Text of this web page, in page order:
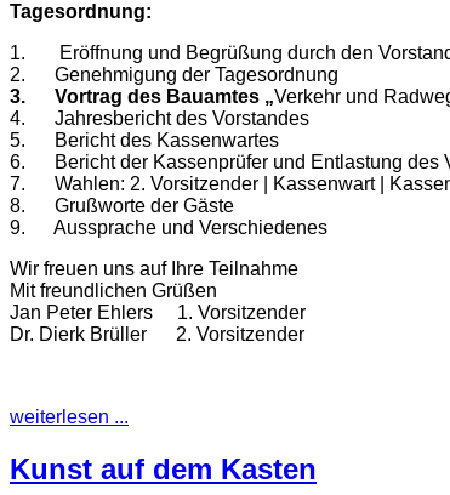
Tagesordnung:
1. Eröffnung und Begrüßung durch den
2. Genehmigung der Tagesordnung
3. Vortrag des Bauamtes „Verkehr und
4. Jahresbericht des Vorstandes
5. Bericht des Kassenwartes
6. Bericht der Kassenprüfer und Entlastung des
7. Wahlen: 2. Vorsitzender | Kassenwart |
8. Grußworte der Gäste
9. Aussprache und Verschiedenes
Wir freuen uns auf Ihre Teilnahme
Mit freundlichen Grüßen
Jan Peter Ehlers 1. Vorsitzender
Dr. Dierk Brüller 2. Vorsitzender
weiterlesen ...
Kunst auf dem Kasten